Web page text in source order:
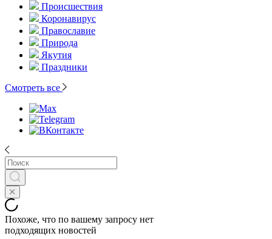
Происшествия
Коронавирус
Православие
Природа
Якутия
Праздники
Смотреть все
Похоже, что по вашему запросу нет
подходящих новостей